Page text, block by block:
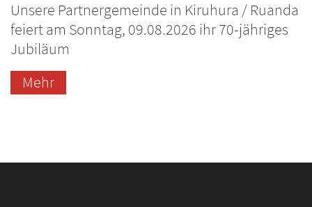
Unsere Partnergemeinde in Kiruhura / Ruanda
feiert am Sonntag, 09.08.2026 ihr 70-jähriges
Jubiläum
Mehr